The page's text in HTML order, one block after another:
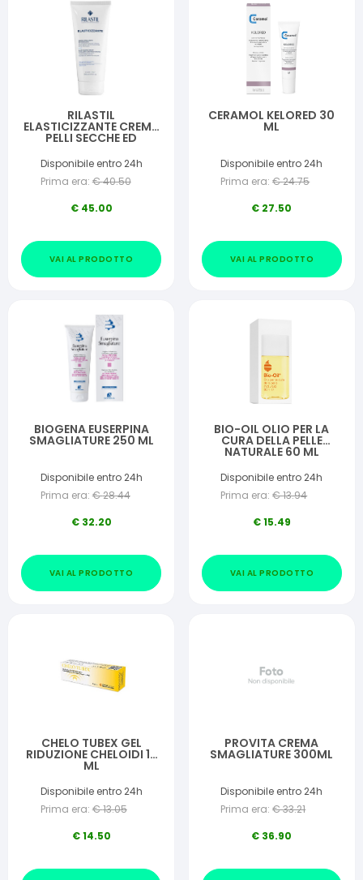
RILASTIL
ELASTICIZZANTE CREMA
PELLI SECCHE ED
Disponibile entro 24h
Prima era: €40.50
€ 45.00
VAI AL PRODOTTO
CERAMOL KELORED 30
ML
Disponibile entro 24h
Prima era: €24.75
€ 27.50
VAI AL PRODOTTO
BIOGENA EUSERPINA
SMAGLIATURE 250 ML
Disponibile entro 24h
Prima era: €28.44
€ 32.20
VAI AL PRODOTTO
BIO-OIL OLIO PER LA
CURA DELLA PELLE
NATURALE 60 ML
Disponibile entro 24h
Prima era: €13.94
€15.49
VAI AL PRODOTTO
CHELO TUBEX GEL
RIDUZIONE CHELOIDI 15
ML
Disponibile entro 24h
Prima era: €13.05
€14.50
PROVITA CREMA
SMAGLIATURE 300ML
Disponibile entro 24h
Prima era: €33.21
€ 36.90